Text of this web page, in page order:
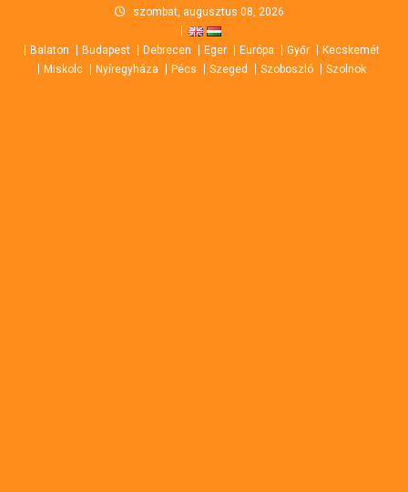
content
szombat, augusztus 08, 2026
Balaton Budapest Debrecen Eger Európa Győr
Kecskemét
Miskolc
Nyíregyháza Pécs Szeged Szoboszló Szolnok